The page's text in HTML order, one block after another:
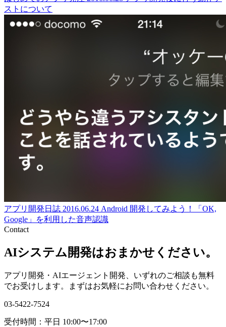
ストについて
アプリ開発日誌 2016.06.24 Android 開発してみよう！「OK,
Google」を利用した音声認識
Contact
AIシステム開発はおまかせください。
アプリ開発・AIエージェント開発、いずれのご相談も無料
でお受けします。まずはお気軽にお問い合わせください。
03-5422-7524
受付時間：平日 10:00〜17:00